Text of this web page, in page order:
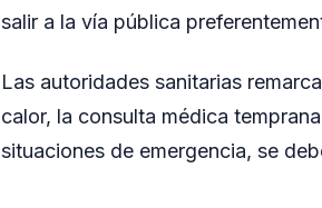
salir a la vía pública
Las autoridades sanitarias
calor, la consulta médica
situaciones de emergencia, se